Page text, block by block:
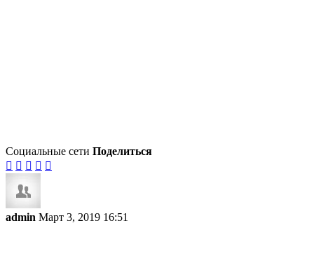
Социальные сети Поделиться
    
admin Март 3, 2019 16:51